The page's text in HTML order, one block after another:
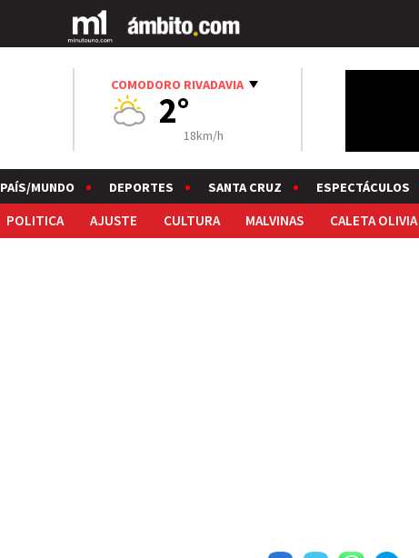
COMODORO RIVADAVIA
2°
18km/h
PAÍS/MUNDO DEPORTES SANTA CRUZ ESPECTÁCULOS
POLITICA AJUSTE CULTURA MALVINAS CALETA OLIVIA